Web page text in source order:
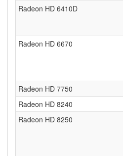
Radeon HD 6410D
Radeon HD 6670
Radeon HD 7750
Radeon HD 8240
Radeon HD 8250